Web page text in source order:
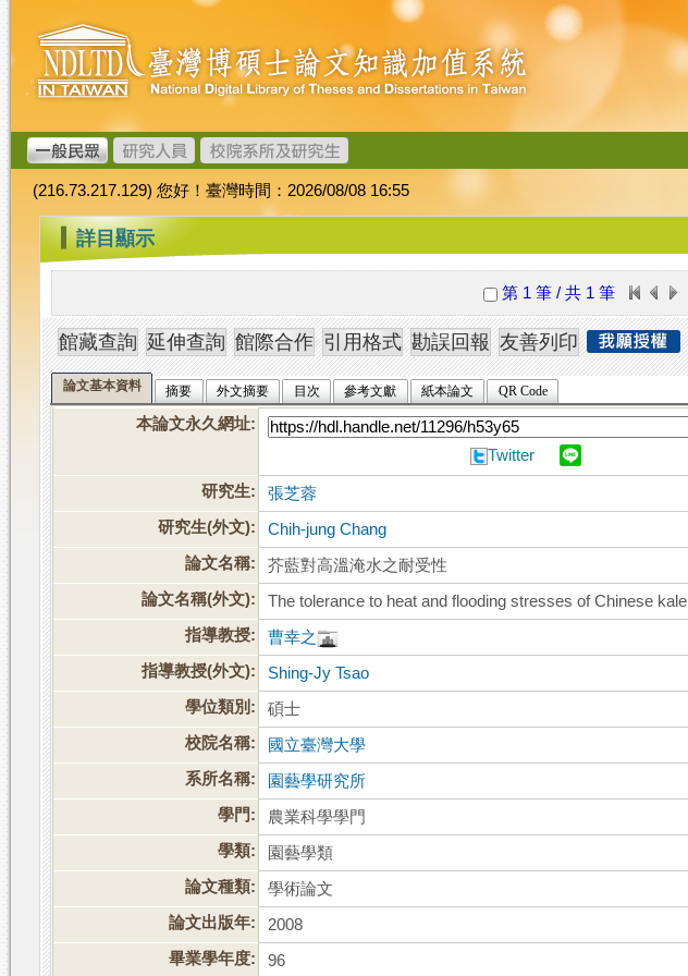
跳
到
主
要
內
容
臺
灣
博
碩
士
論
文
加
值
系
統
(216.73.217.129) 您好！臺灣時間：2026/08/08 16:55
::: 詳目顯示
第 1 筆 / 共 1 筆
論文基本資料 摘要 外文摘要 目次 參考文獻 紙本論文 QR Code
本論文永久網址:
Twitter
研究生:
張芝蓉
研究生(外文):
Chih-jung Chang
論文名稱:
芥藍對高溫淹水之耐受性
論文名稱(外文):
The tolerance to heat and flooding stresses of Chinese kale
指導教授:
曹幸之
指導教授(外文):
Shing-Jy Tsao
學位類別:
碩士
校院名稱:
國立臺灣大學
系所名稱:
園藝學研究所
學門:
農業科學學門
學類:
園藝學類
論文種類:
學術論文
論文出版年:
2008
畢業學年度:
96